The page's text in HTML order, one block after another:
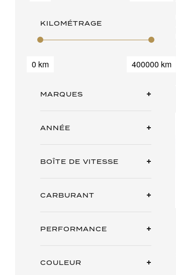
KILOMÉTRAGE
0 km 400000 km
MARQUES
ANNÉE
BOÎTE DE VITESSE
CARBURANT
PERFORMANCE
COULEUR